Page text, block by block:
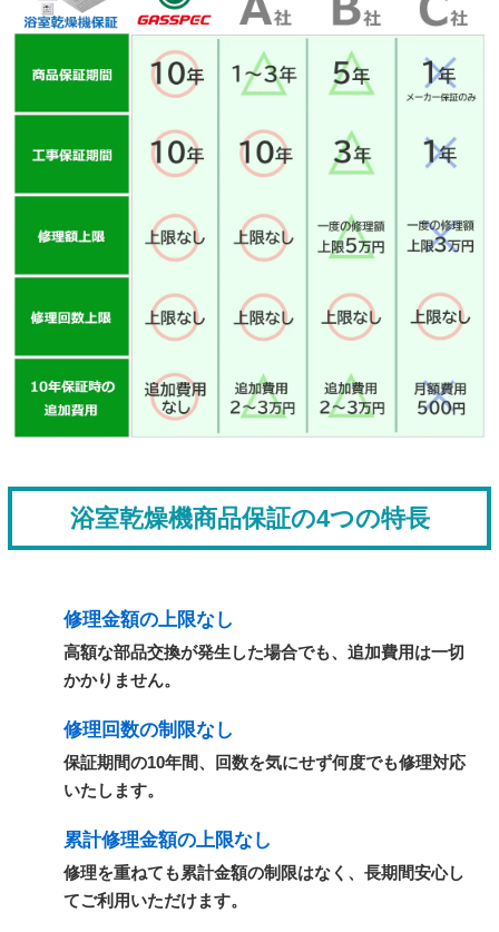
浴室乾燥機商品保証の4つの特長
修理金額の上限なし
高額な部品交換が発生した場合でも、追加費用は一切
かかりません。
修理回数の制限なし
保証期間の10年間、回数を気にせず何度でも修理対応
いたします。
累計修理金額の上限なし
修理を重ねても累計金額の制限はなく、長期間安心し
てご利用いただけます。